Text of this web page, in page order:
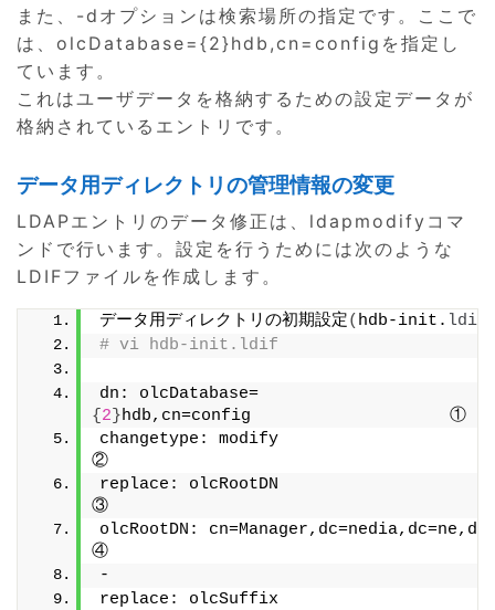
また、-dオプションは検索場所の指定です。ここで
は、olcDatabase={2}hdb,cn=configを指定し
ています。
これはユーザデータを格納するための設定データが
格納されているエントリです。
データ用ディレクトリの管理情報の変更
LDAPエントリのデータ修正は、ldapmodifyコマ
ンドで行います。設定を行うためには次のような
LDIFファイルを作成します。
データ用ディレクトリの初期設定( hdb-init. ldif
# vi hdb-init.ldif
dn: olcDatabase=
{ 2 }hdb,cn=config　　　　　　　　　　　　①
changetype:
②
replace:
③
olcRootDN:
④
-
replace: olcSuffix